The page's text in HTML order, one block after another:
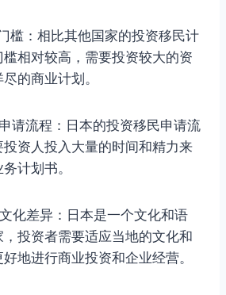
：相比其他国家的投资移民计
相对较高，需要投资较大的资
的商业计划。
流程：日本的投资移民申请流
资人投入大量的时间和精力来
计划书。
差异：日本是一个文化和语
投资者需要适应当地的文化和
地进行商业投资和企业经营。